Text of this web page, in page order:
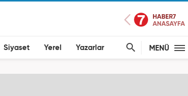
Siyaset Yerel Yazarlar MENÜ